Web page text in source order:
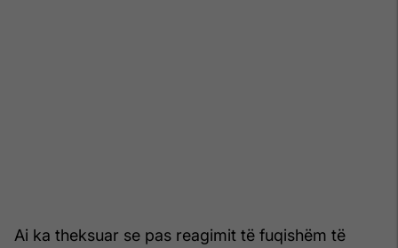
Ai ka theksuar se pas reagimit të fuqishëm të